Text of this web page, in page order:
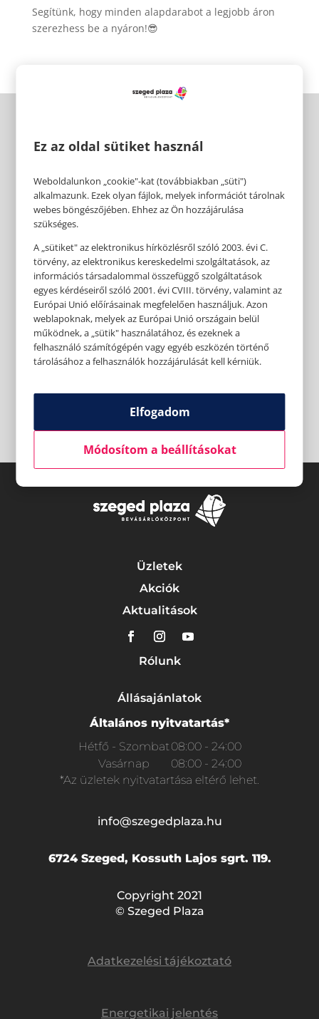
Segítünk, hogy minden alapdarabot a legjobb áron
szerezhess be a nyáron!😎
Üzletek
Akciók
Aktualitások
Rólunk
Állásajánlatok
Általános nyitvatartás*
Hétfő - Szombat08:00 - 24:00
Vasárnap
08:00 - 24:00
*Az üzletek nyitvatartása eltérő lehet.
info@szegedplaza.hu
6724 Szeged, Kossuth Lajos sgrt. 119.
Copyright 2021
© Szeged Plaza
Adatkezelési tájékoztató
Energetikai jelentés
Ez az oldal sütiket használ
Weboldalunkon „cookie"-kat (továbbiakban „süti")
alkalmazunk. Ezek olyan fájlok, melyek információt tárolnak
webes böngészőjében. Ehhez az Ön hozzájárulása
szükséges.
A „sütiket" az elektronikus hírközlésről szóló 2003. évi C.
törvény, az elektronikus kereskedelmi szolgáltatások, az
információs társadalommal összefüggő szolgáltatások
egyes kérdéseiről szóló 2001. évi CVIII. törvény, valamint az
Európai Unió előírásainak megfelelően használjuk. Azon
weblapoknak, melyek az Európai Unió országain belül
működnek, a „sütik" használatához, és ezeknek a
felhasználó számítógépén vagy egyéb eszközén történő
tárolásához a felhasználók hozzájárulását kell kérniük.
Elfogadom
Módosítom a beállításokat